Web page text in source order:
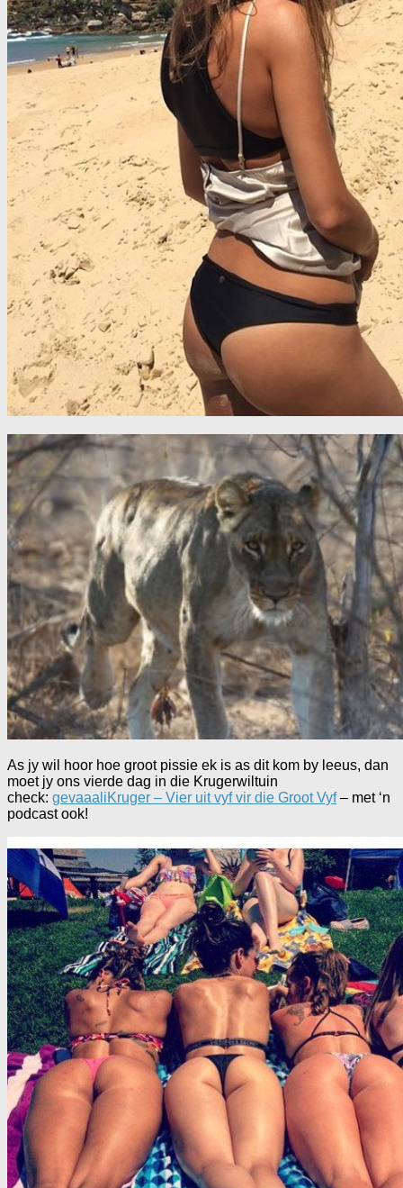
As jy wil hoor hoe groot pissie ek is as dit kom by leeus, dan
moet jy ons vierde dag in die Krugerwiltuin
check: gevaaaliKruger – Vier uit vyf vir die Groot Vyf– met ‘n
podcast ook!